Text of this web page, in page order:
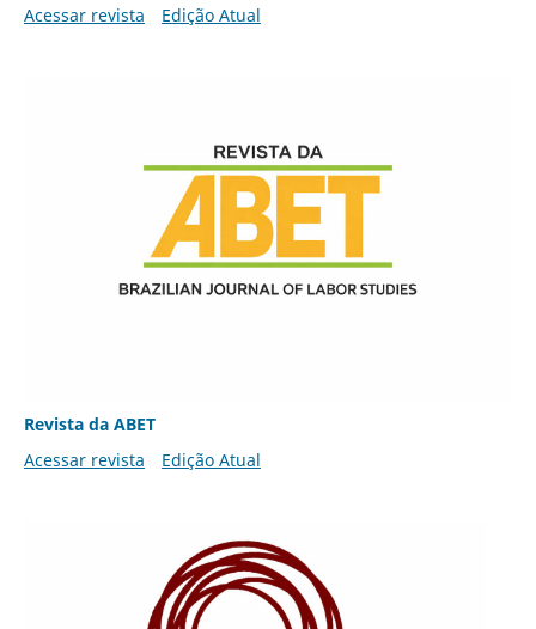
Acessar revista Edição Atual
Revista da ABET
Acessar revista
Edição Atual